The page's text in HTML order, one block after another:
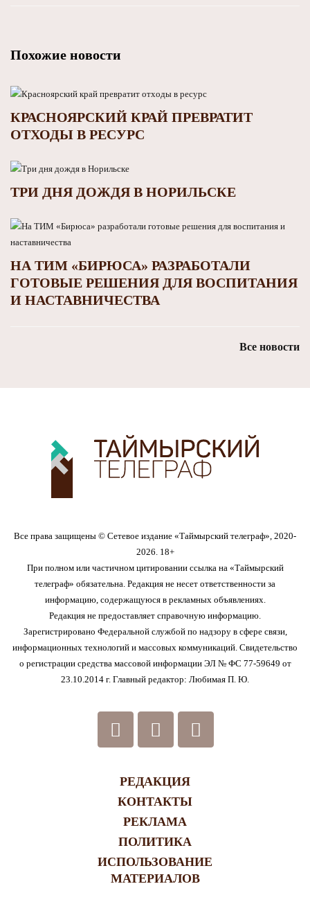
Похожие новости
КРАСНОЯРСКИЙ КРАЙ ПРЕВРАТИТ
ОТХОДЫ В РЕСУРС
ТРИ ДНЯ ДОЖДЯ В НОРИЛЬСКЕ
НА ТИМ «БИРЮСА» РАЗРАБОТАЛИ
ГОТОВЫЕ РЕШЕНИЯ ДЛЯ ВОСПИТАНИЯ
И НАСТАВНИЧЕСТВА
Все новости
Все права защищены © Сетевое издание «Таймырский телеграф», 2020-
2026. 18+
При полном или частичном цитировании ссылка на «Таймырский
телеграф» обязательна. Редакция не несет ответственности за
информацию, содержащуюся в рекламных объявлениях.
Редакция не предоставляет справочную информацию.
Зарегистрировано Федеральной службой по надзору в сфере связи,
информационных технологий и массовых коммуникаций. Свидетельство
о регистрации средства массовой информации ЭЛ № ФС 77-59649 от
23.10.2014 г. Главный редактор: Любимая П. Ю.
РЕДАКЦИЯ
КОНТАКТЫ
РЕКЛАМА
ПОЛИТИКА
ИСПОЛЬЗОВАНИЕ
МАТЕРИАЛОВ